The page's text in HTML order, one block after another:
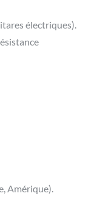
électriques).
Amérique).